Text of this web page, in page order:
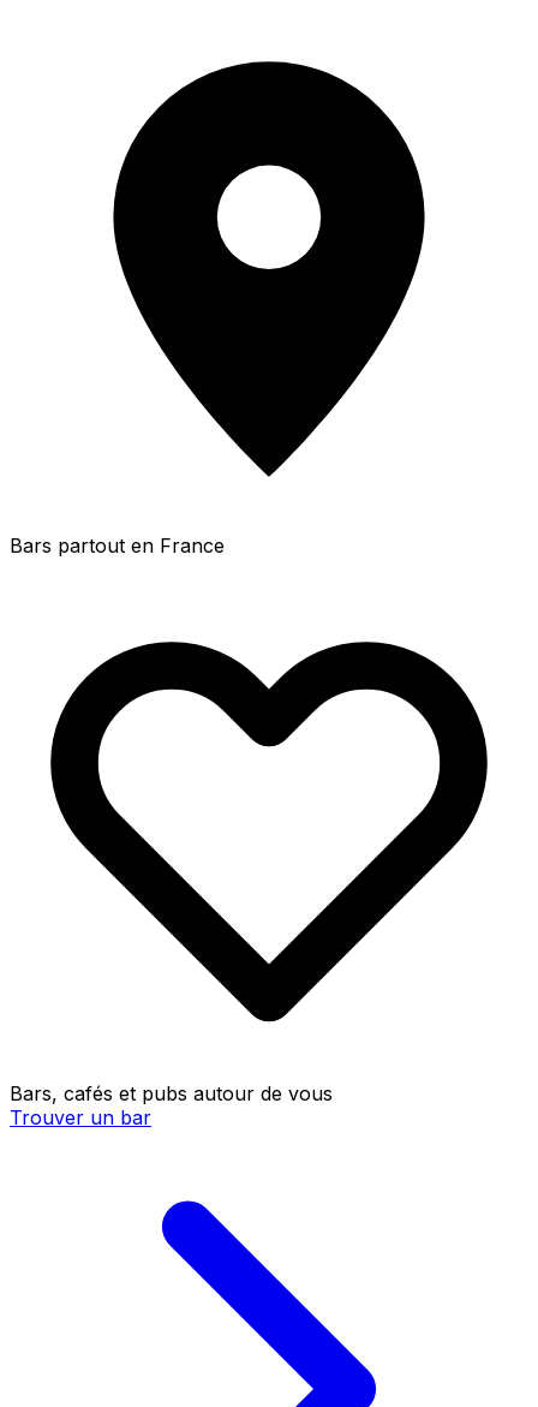
Bars partout en France
Bars, cafés et pubs autour de vous
Trouver un bar